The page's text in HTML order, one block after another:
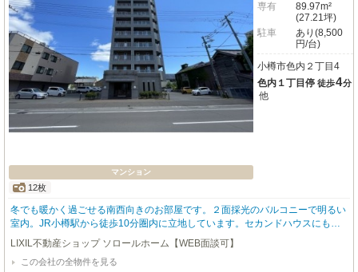
マンション
12枚
専有
89.97m²
(27.21坪)
駐車
あり(8,500
円/台)
小樽市色内２丁目4
色内１丁目停 徒歩4分
他
冬でも暖かく過ごせる南西向きのお部屋です。２面採光のバルコニーで明るい
室内。JR小樽駅から徒歩10分圏内に立地しています。セカンドハウスにもお
すすめです。お客様の住まい探しを、経験豊富な当社スタッフがしっかりとサ
ポートいたします。ご要望やご不明な点などござましたら、メール又はお電話
にてご連絡ください(#^^#)
LIXIL不動産ショップ ソロールホーム【WEB面談可】
この会社の全物件を見る